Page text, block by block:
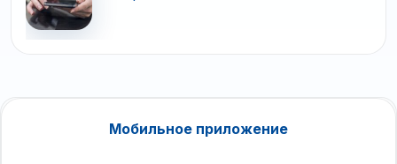
Мобильное приложение